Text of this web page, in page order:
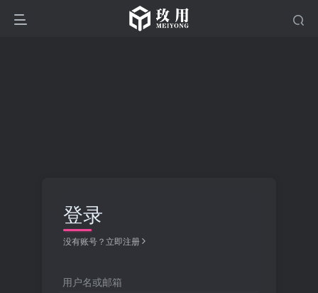
登录
没有账号？立即注册
用户名或邮箱